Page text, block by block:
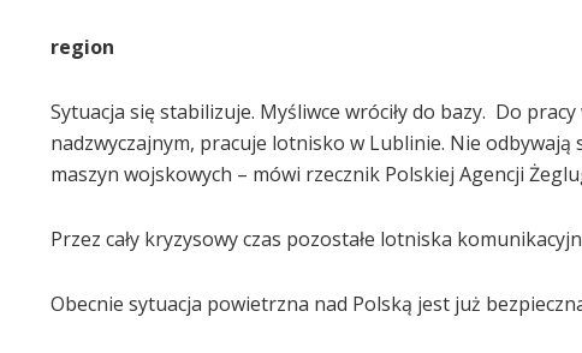
region
Sytuacja się stabilizuje. Myśliwce wróciły do bazy. Do
nadzwyczajnym, pracuje lotnisko w Lublinie. Nie odbywają
maszyn wojskowych – mówi rzecznik Polskiej Agencji
Przez cały kryzysowy czas pozostałe lotniska
Obecnie sytuacja powietrzna nad Polską jest już